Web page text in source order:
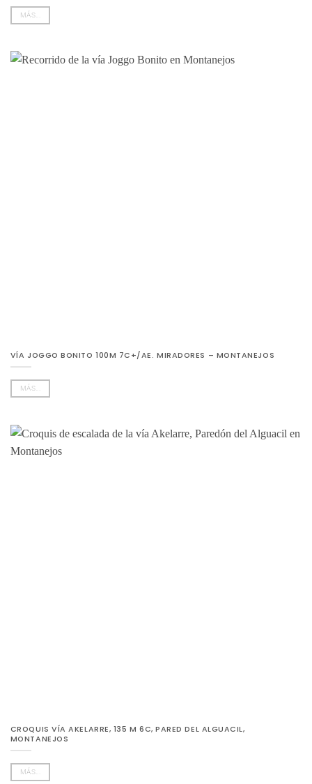
MÁS...
VÍA JOGGO BONITO 100M 7C+/AE. MIRADORES – MONTANEJOS
MÁS...
CROQUIS VÍA AKELARRE, 135 M 6C, PARED DEL ALGUACIL,
MONTANEJOS
MÁS...